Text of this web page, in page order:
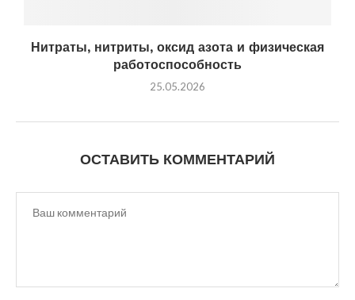
Нитраты, нитриты, оксид азота и физическая
работоспособность
25.05.2026
ОСТАВИТЬ КОММЕНТАРИЙ